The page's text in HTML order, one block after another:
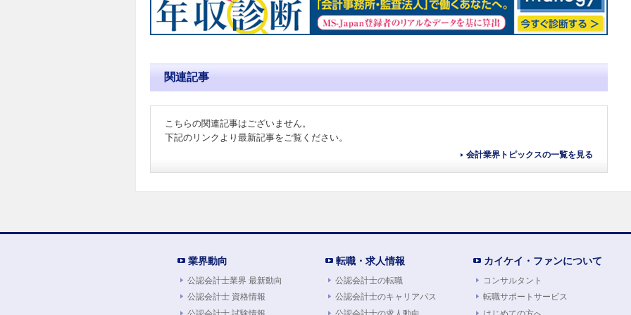
関連記事
こちらの関連記事はございません。
下記のリンクより最新記事をご覧ください。
会計業界トピックスの一覧を見る
業界動向
公認会計士業界 最新動向
公認会計士 資格情報
転職・求人情報
公認会計士の転職
公認会計士のキャリアパス
カイケイ・ファンについて
コンサルタント
転職サポートサービス